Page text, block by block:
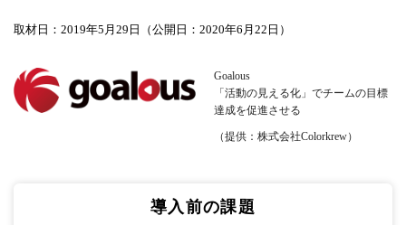
取材日：2019年5月29日（公開日：2020年6月22日）
Goalous
「活動の見える化」でチームの目標
達成を促進させる
（提供：株式会社Colorkrew）
導入前の課題